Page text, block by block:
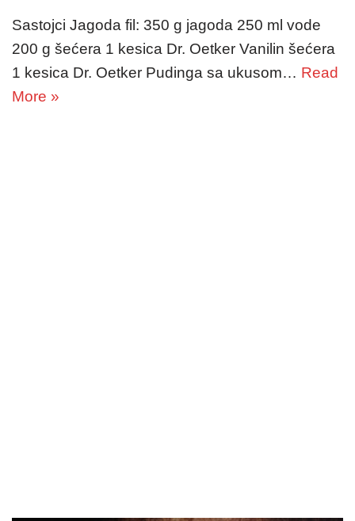
Sastojci Jagoda fil: 350 g jagoda 250 ml vode
200 g šećera 1 kesica Dr. Oetker Vanilin šećera
1 kesica Dr. Oetker Pudinga sa ukusom… Read
More »